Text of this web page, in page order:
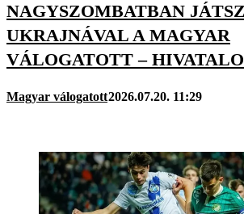
NAGYSZOMBATBAN
UKRAJNÁVAL A MAGYAR
VÁLOGATOTT –
Magyar válogatott2026.07.20. 11:29